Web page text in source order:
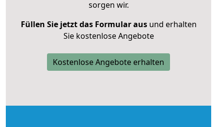
sorgen wir.
Füllen Sie jetzt das Formular ausund erhalten
Sie kostenlose Angebote
Kostenlose Angebote erhalten